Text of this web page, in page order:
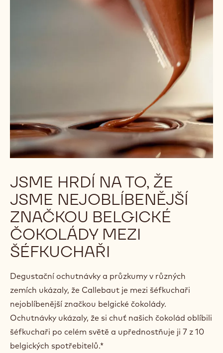
od pěstitelů po mistry pekaře a cukráře,
od šéfkuchařů až po jejich zákazníky.
TVOŘÍME SPOLEČNĚ A VYDÁVÁME ZE SEBE
JSME HRDÍ NA TO, ŽE
JSME NEJOBLÍBENĚJŠÍ
ZNAČKOU BELGICKÉ